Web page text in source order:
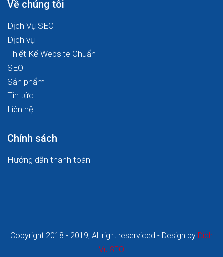
Về chúng tôi
Dịch Vụ SEO
Dịch vụ
Thiết Kế Website Chuẩn
SEO
Sản phẩm
Tin tức
Liên hệ
Chính sách
Hướng dẫn thanh toán
Copyright 2018 - 2019, All right reserviced - Design by Dich
Vu SEO